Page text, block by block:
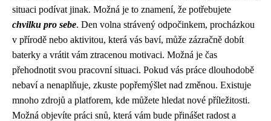
situaci podívat jinak. Možná je to znamení, že potřebujete
chvilku pro sebe. Den volna strávený odpočinkem, procházkou
v přírodě nebo aktivitou, která vás baví, může zázračně dobít
baterky a vrátit vám ztracenou motivaci. Možná je čas
přehodnotit svou pracovní situaci. Pokud vás práce dlouhodobě
nebaví a nenaplňuje, zkuste popřemýšlet nad změnou. Existuje
mnoho zdrojů a platforem, kde můžete hledat nové příležitosti.
Možná objevíte práci snů, která vám bude přinášet radost a